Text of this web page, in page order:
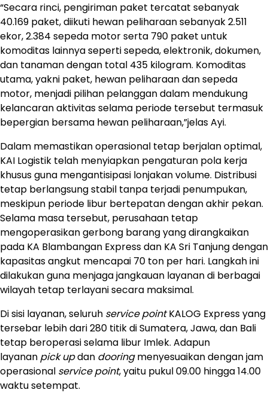
“Secara rinci, pengiriman paket tercatat sebanyak
40.169 paket, diikuti hewan peliharaan sebanyak 2.511
ekor, 2.384 sepeda motor serta 790 paket untuk
komoditas lainnya seperti sepeda, elektronik, dokumen,
dan tanaman dengan total 435 kilogram. Komoditas
utama, yakni paket, hewan peliharaan dan sepeda
motor, menjadi pilihan pelanggan dalam mendukung
kelancaran aktivitas selama periode tersebut termasuk
bepergian bersama hewan peliharaan,”jelas Ayi.
Dalam memastikan operasional tetap berjalan optimal,
KAI Logistik telah menyiapkan pengaturan pola kerja
khusus guna mengantisipasi lonjakan volume. Distribusi
tetap berlangsung stabil tanpa terjadi penumpukan,
meskipun periode libur bertepatan dengan akhir pekan.
Selama masa tersebut, perusahaan tetap
mengoperasikan gerbong barang yang dirangkaikan
pada KA Blambangan Express dan KA Sri Tanjung dengan
kapasitas angkut mencapai 70 ton per hari. Langkah ini
dilakukan guna menjaga jangkauan layanan di berbagai
wilayah tetap terlayani secara maksimal.
Di sisi layanan, seluruh service pointKALOG Express yang
tersebar lebih dari 280 titik di Sumatera, Jawa, dan Bali
tetap beroperasi selama libur Imlek. Adapun
layanan pick updan dooringmenyesuaikan dengan jam
operasional service point, yaitu pukul 09.00 hingga 14.00
waktu setempat.